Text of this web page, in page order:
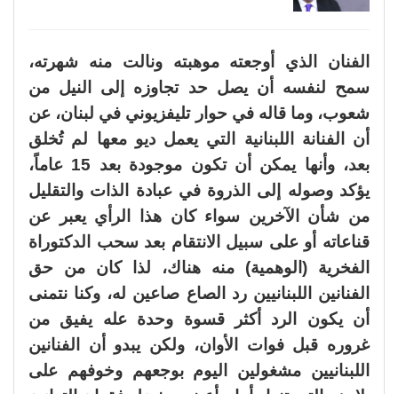
الفنان الذي أوجعته موهبته ونالت منه شهرته،
سمح لنفسه أن يصل حد تجاوزه إلى النيل من
شعوب، وما قاله في حوار تليفزيوني في لبنان، عن
أن الفنانة اللبنانية التي يعمل ديو معها لم تُخلق
بعد، وأنها يمكن أن تكون موجودة بعد 15 عاماً،
يؤكد وصوله إلى الذروة في عبادة الذات والتقليل
من شأن الآخرين سواء كان هذا الرأي يعبر عن
قناعاته أو على سبيل الانتقام بعد سحب الدكتوراة
الفخرية (الوهمية) منه هناك، لذا كان من حق
الفنانين اللبنانيين رد الصاع صاعين له، وكنا نتمنى
أن يكون الرد أكثر قسوة وحدة عله يفيق من
غروره قبل فوات الأوان، ولكن يبدو أن الفنانين
اللبنانيين مشغولين اليوم بوجعهم وخوفهم على